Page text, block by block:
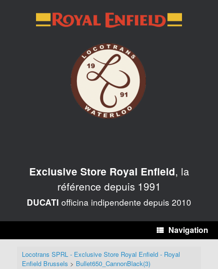
Exclusive Store Royal Enfield, la
référence depuis 1991
DUCATI officina indipendente depuis 2010
Navigation
Locotrans SPRL - Exclusive Store Royal Enfield - Royal
Enfield Brussels > Bullet650_CannonBlack(3)